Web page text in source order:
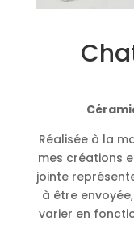
Réalisée à la
mes créations
jointe
à être
varier en